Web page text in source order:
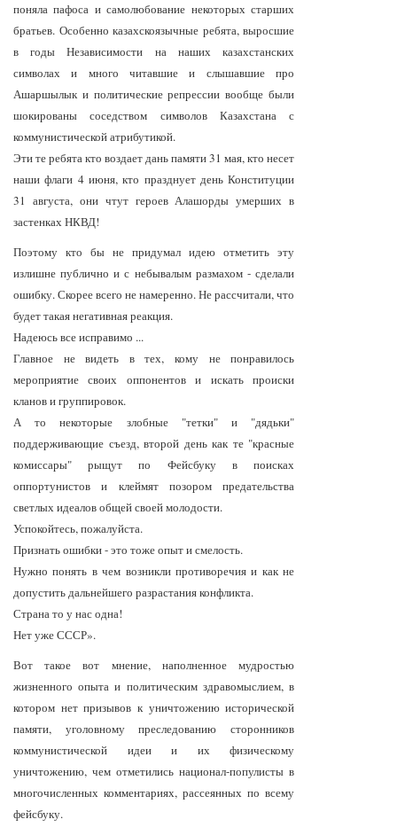
поняла пафоса и самолюбование некоторых старших
братьев. Особенно казахскоязычные ребята, выросшие
в годы Независимости на наших казахстанских
символах и много читавшие и слышавшие про
Ашаршылык и политические репрессии вообще были
шокированы соседством символов Казахстана с
коммунистической атрибутикой.
Эти те ребята кто воздает дань памяти 31 мая, кто несет
наши флаги 4 июня, кто празднует день Конституции
31 августа, они чтут героев Алашорды умерших в
застенках НКВД!
Поэтому кто бы не придумал идею отметить эту
излишне публично и с небывалым размахом - сделали
ошибку. Скорее всего не намеренно. Не рассчитали, что
будет такая негативная реакция.
Надеюсь все исправимо ...
Главное не видеть в тех, кому не понравилось
мероприятие своих оппонентов и искать происки
кланов и группировок.
А то некоторые злобные "тетки" и "дядьки"
поддерживающие съезд, второй день как те "красные
комиссары" рыщут по Фейсбуку в поисках
оппортунистов и клеймят позором предательства
светлых идеалов общей своей молодости.
Успокойтесь, пожалуйста.
Признать ошибки - это тоже опыт и смелость.
Нужно понять в чем возникли противоречия и как не
допустить дальнейшего разрастания конфликта.
Страна то у нас одна!
Нет уже СССР».
Вот такое вот мнение, наполненное мудростью
жизненного опыта и политическим здравомыслием, в
котором нет призывов к уничтожению исторической
памяти, уголовному преследованию сторонников
коммунистической идеи и их физическому
уничтожению, чем отметились национал-популисты в
многочисленных комментариях, рассеянных по всему
фейсбуку.